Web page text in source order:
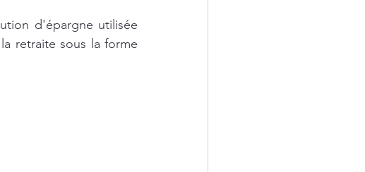
d'épargne utilisée
retraite sous la forme